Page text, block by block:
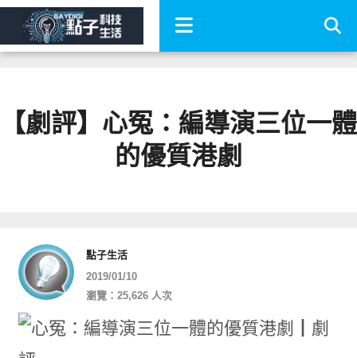
【劇評】心冤：編導演三位一體
的優質港劇
點子生活
2019/01/10
瀏覽：25,626 人次